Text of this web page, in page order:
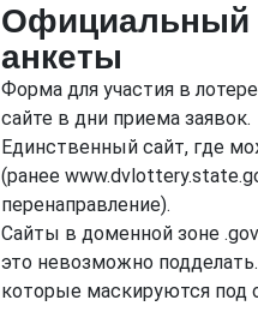
Официальный
анкеты
Форма для участия в
сайте в дни приема заявок.
Единственный сайт, где
(ранее
перенаправление).
Сайты в доменной зоне
это невозможно
которые маскируются под